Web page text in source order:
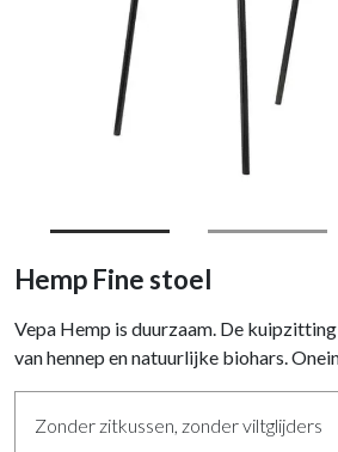
Hemp Fine stoel
Vepa Hemp is duurzaam. De
van hennep en natuurlijke biohars.